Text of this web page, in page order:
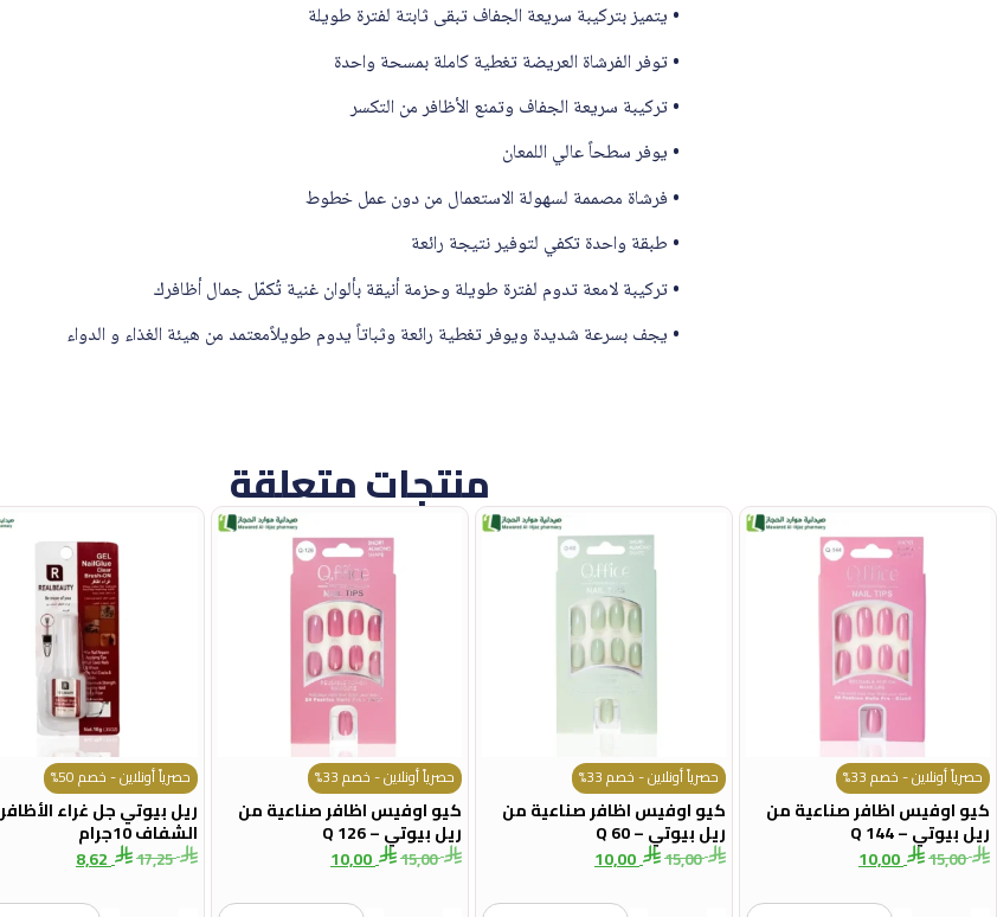
• يتميز بتركيبة سريعة الجفاف تبقى ثابتة لفترة طويلة
• توفر الفرشاة العريضة تغطية كاملة بمسحة واحدة
• تركيبة سريعة الجفاف وتمنع الأظافر من التكسر
• يوفر سطحاً عالي اللمعان
• فرشاة مصممة لسهولة الاستعمال من دون عمل خطوط
• طبقة واحدة تكفي لتوفير نتيجة رائعة
• تركيبة لامعة تدوم لفترة طويلة وحزمة أنيقة بألوان غنية تُكمّل جمال أظافرك
• يجف بسرعة شديدة ويوفر تغطية رائعة وثباتاً يدوم طويلاًمعتمد من هيئة الغذاء و الدواء
منتجات متعلقة
حصرياً أونلاين - خصم 33%
كيو اوفيس اظافر صناعية من
ريل بيوتي – Q 144
15,00
10,00
حصرياً أونلاين - خصم 33%
كيو اوفيس اظافر صناعية من
ريل بيوتي – Q 60
15,00
10,00
حصرياً أونلاين - خصم 33%
كيو اوفيس اظافر صناعية من
ريل بيوتي – Q 126
15,00
10,00
حصرياً أونلاين - خصم 50%
ريل بيوتي جل غراء الأظافر
الشفاف 10جرام
17,25
8,62